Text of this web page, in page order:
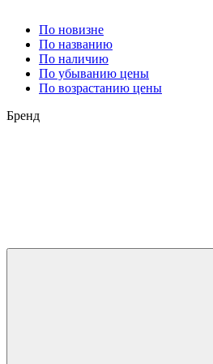
По новизне
По названию
По наличию
По убыванию цены
По возрастанию цены
Бренд